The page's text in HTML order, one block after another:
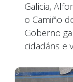
Galicia,
o Camiño
Goberno
cidadáns e